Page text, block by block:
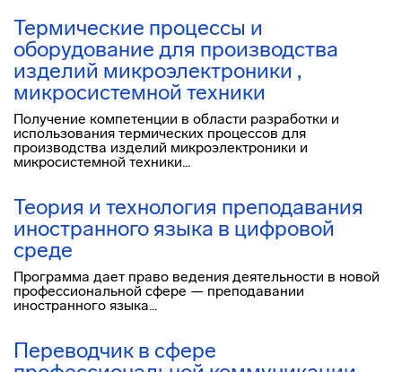
Термические процессы и
оборудование для производства
изделий микроэлектроники ,
микросистемной техники
Получение компетенции в области разработки и
использования термических процессов для
производства изделий микроэлектроники и
микросистемной техники...
Теория и технология преподавания
иностранного языка в цифровой
среде
Программа дает право ведения деятельности в новой
профессиональной сфере — преподавании
иностранного языка...
Переводчик в сфере